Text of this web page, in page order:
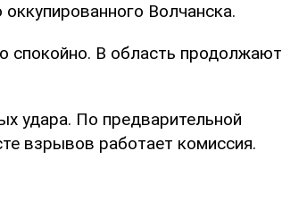
Волчанска.
спокойно. В область продолжают
удара. По предварительной
взрывов работает комиссия.